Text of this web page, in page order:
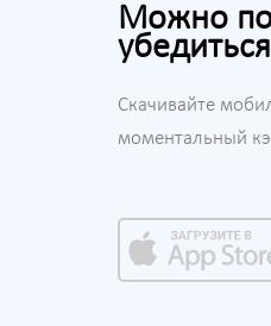
Можно
Скачивайте
моментальный